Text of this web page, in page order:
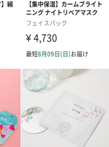
ル、グリセリン、トリ（カ
セリル、BG、（C14-
、１，２-ヘキサンジオー
ン、ジメチコン、PEG-60
グルコシド、（C12-20）ア
イアシンアミド、ポリア
PEG-100、 ステアリン
、パントテン酸Ca、ポリ
、エタノール、 グルコー
、シリカ、ヒアルロン酸、
キシンHCl、DPG、 ポリ
ン酸ソルビタン、水酸化
ガヨモギエキス、セイヨウ